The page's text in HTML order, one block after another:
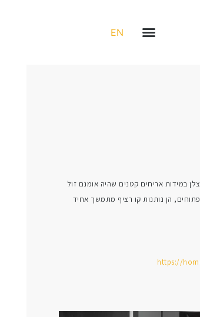
EN
במידות אריחים קטנים שהיה אומנם זול
הן נותנות קו רציף מתמשך אחיד
https://